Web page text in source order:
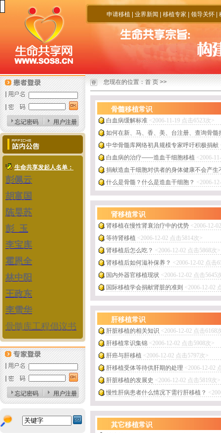
申请移植 业界新闻 移植专家 领导关怀
忘记密码 用户注册
生命共享发起人名单：
彭佩云
胡富国
陈昊苏
彭 玉
李宝库
霍恩全
林中阳
王政东
李雪华
骨髓库工程倡议书
忘记密码 用户注册
您现在的位置： 首 页 >>
骨髓移植常识
白血病缓解标准 <2006-11-19 点击6523次>
如何在新、马、香、美、台注册、查询骨髓
中华骨髓库网络初具规模专家呼吁积极捐献
白血病的治疗——造血干细胞移植 <2006-
捐献造血干细胞对供者的身体健康不会产生
什么是骨髓？什么是造血干细胞？ <2006-
肾移植常识
肾移植在慢性肾衰治疗中的优势 <2006-12-
等待肾移植 <2006-12-02 点击5814次>
肾移植后怎么吃？ <2006-12-02 点击5868次>
肾移植后如何滋补保养？ <2006-12-02 点击
国内外器官移植现状 <2006-12-02 点击5645
国际移植学会捐献肾脏的准则 <2006-12-02
肝移植常识
肝脏移植的相关知识 <2006-12-02 点击6168
肝移植常识集锦 <2006-12-02 点击5908次>
肝癌与肝移植 <2006-12-02 点击5797次>
肝移植受体等待供肝期的处理 <2006-12-02
肝脏移植的发展史 <2006-12-02 点击5819次>
慢性肝病患者什么情况下需行肝移植？
其它移植常识